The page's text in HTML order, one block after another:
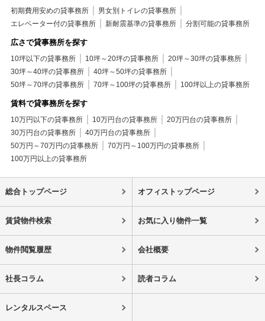
初期費用安めの貸事務所
男女別トイレの貸事務所
エレベーター付の貸事務所
新耐震基準の貸事務所 分割可能の貸事務所
広さで貸事務所を探す
10坪以下の貸事務所 10坪～20坪の貸事務所
20坪～30坪の貸事務所
30坪～40坪の貸事務所
40坪～50坪の貸事務所
50坪～70坪の貸事務所
70坪～100坪の貸事務所 100坪以上の貸事務所
賃料で貸事務所を探す
10万円以下の貸事務所 10万円台の貸事務所
20万円台の貸事務所
30万円台の貸事務所
40万円台の貸事務所
50万円～70万円の貸事務所
70万円～100万円の貸事務所
100万円以上の貸事務所
総合トップページ オフィストップページ
賃貸物件検索 お気に入り物件一覧
物件閲覧履歴 会社概要
社長コラム 読者コラム
レンタルスペース